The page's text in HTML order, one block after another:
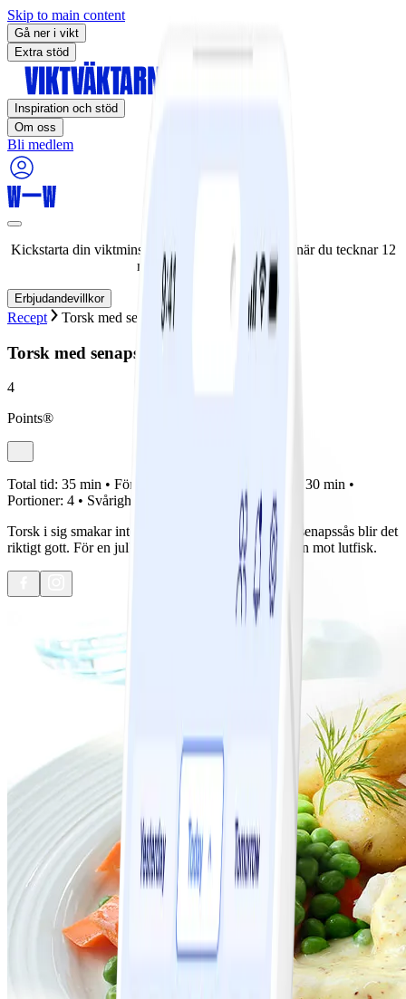
Skip to main content
Gå ner i vikt
Extra stöd
Inspiration och stöd
Om oss
Bli medlem
Kickstarta din viktminskningsresa nu! Spara 50% när du tecknar 12
månaders medlemskap.
Erbjudandevillkor
Recept Torsk med senapssås
Torsk med senapssås
4
Points®
Total tid: 35 min • Förberedelse:
30 min •
Portioner: 4 • Svårighetsgrad:
Torsk i sig smakar inte så mycket men med en god senapssås blir det
riktigt gott. För en julklassiker kan du byta ut torsken mot lutfisk.